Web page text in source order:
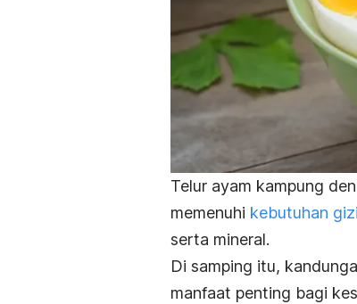
Telur ayam kampung
memenuhi kebutuhan
serta mineral.
Di samping itu,
manfaat penting bagi